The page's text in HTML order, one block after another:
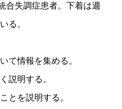
失調症患者。下着は週
る。
て情報を集める。
説明する。
とを説明する。